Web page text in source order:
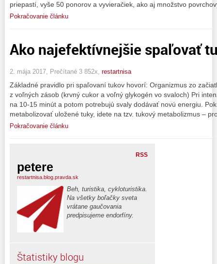
priepastí, vyše 50 ponorov a vyvieračiek, ako aj množstvo
Pokračovanie článku
Ako najefektívnejšie spaľovať
2. mája 2017, Prečítané 3 852x, restartnisa
Základné pravidlo pri spaľovaní tukov hovorí: Organizmus zo
z voľných zásob (krvný cukor a voľný glykogén vo svaloch) Pri
na 10-15 minút a potom potrebujú svaly dodávať novú energiu.
metabolizovať uložené tuky, idete na tzv. tukový metabolizmus –
Pokračovanie článku
RSS
petere
restartnisa.blog.pravda.sk
Beh, turistika, cykloturistika.
Na všetky boľačky sveta
vrátane gaučovania
predpisujeme endorfíny.
Štatistiky blogu